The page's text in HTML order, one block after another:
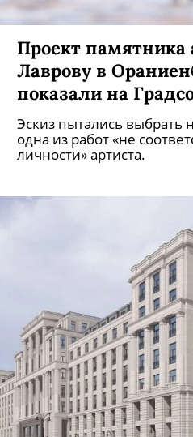
Проект памятника
Лаврову в
показали на
Эскиз пытались выбрать
одна из работ «не
личности» артиста.